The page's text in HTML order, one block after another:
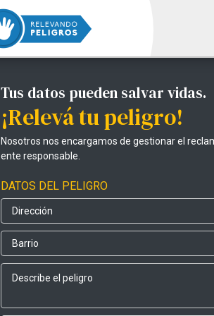
Tus datos pueden salvar vidas.
¡Relevá tu peligro!
Nosotros nos encargamos de gestionar el
ente responsable.
DATOS DEL PELIGRO